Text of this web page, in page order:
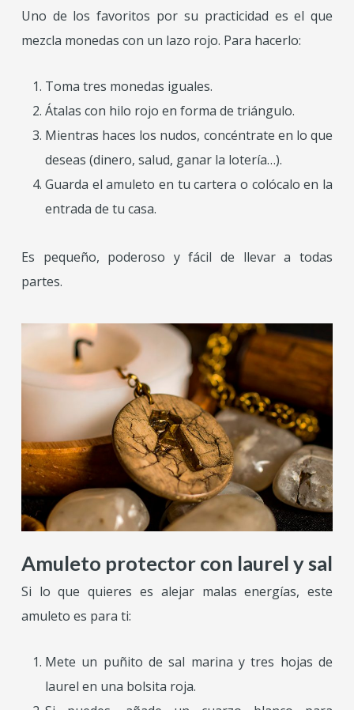
Uno de los favoritos por su practicidad es el que
mezcla monedas con un lazo rojo. Para hacerlo:
Toma tres monedas iguales.
Átalas con hilo rojo en forma de triángulo.
Mientras haces los nudos, concéntrate en lo que
deseas (dinero, salud, ganar la lotería…).
Guarda el amuleto en tu cartera o colócalo en la
entrada de tu casa.
Es pequeño, poderoso y fácil de llevar a todas
partes.
Amuleto protector con laurel y sal
Si lo que quieres es alejar malas energías, este
amuleto es para ti:
Mete un puñito de sal marina y tres hojas de
laurel en una bolsita roja.